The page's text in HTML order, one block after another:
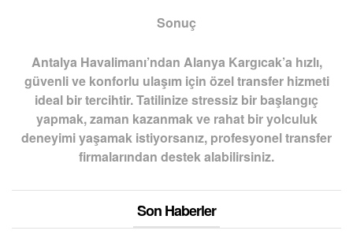
Sonuç
Antalya Havalimanı’ndan Alanya Kargıcak’a hızlı,
güvenli ve konforlu ulaşım için özel transfer hizmeti
ideal bir tercihtir. Tatilinize stressiz bir başlangıç
yapmak, zaman kazanmak ve rahat bir yolculuk
deneyimi yaşamak istiyorsanız, profesyonel transfer
firmalarından destek alabilirsiniz.
Son Haberler